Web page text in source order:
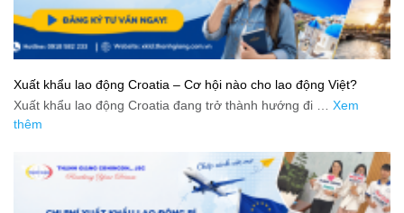
Xuất khẩu lao động Croatia – Cơ hội nào cho lao động Việt?
Xuất khẩu lao động Croatia đang trở thành hướng đi … Xem
thêm